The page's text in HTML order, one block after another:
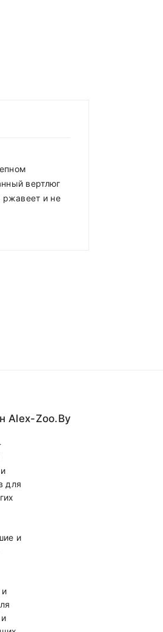
вертлюг
ржавеет и не
Alex-Zoo.by
для
и